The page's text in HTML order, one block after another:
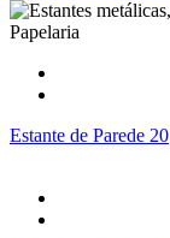
Estante de Parede 20